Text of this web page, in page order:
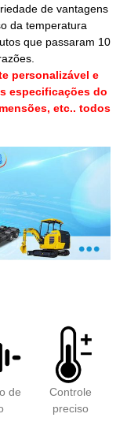
de vantagens
da temperatura
que passaram 10
personalizável e
especificações do
etc.. todos
de
Controle
preciso